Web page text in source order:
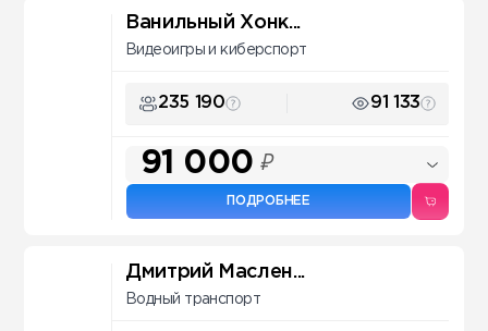
Ванильный Хонк...
Видеоигры и киберспорт
235 190 91 133
91 000 ₽
ПОДРОБНЕЕ
Дмитрий Маслен...
Водный транспорт